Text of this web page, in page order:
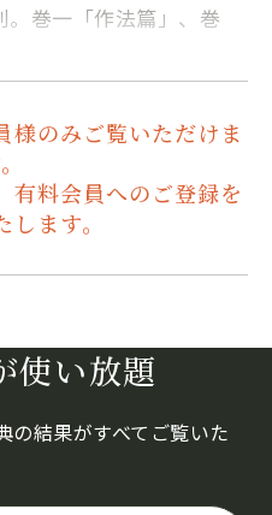
巻一「作法篇」、巻
様のみご覧いただけま
有料会員へのご登録を
ます。
使い放題
の結果がすべてご覧いた